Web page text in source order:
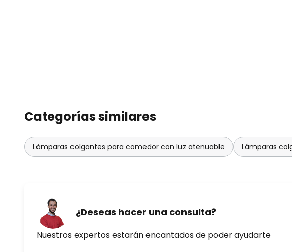
Categorías similares
Lámparas colgantes para comedor con luz atenuable Lámparas
¿Deseas hacer una consulta?
Nuestros expertos estarán encantados de poder ayudarte